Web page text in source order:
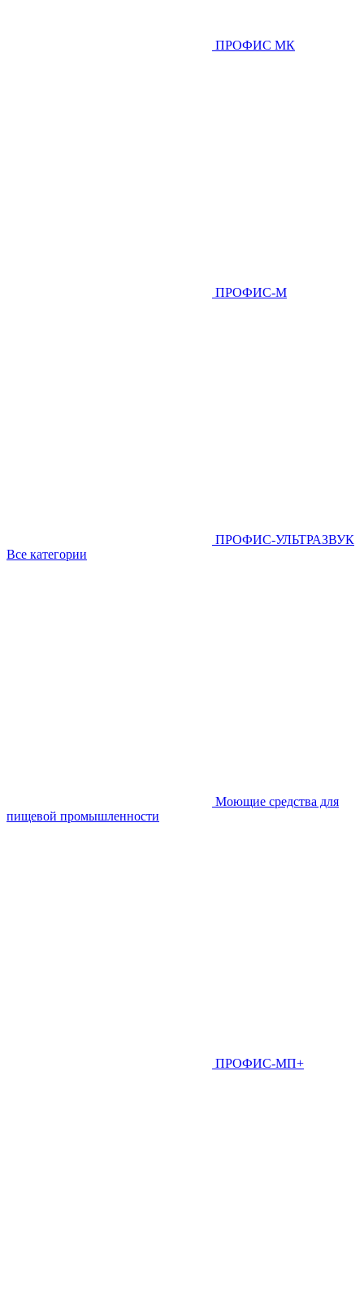
ПРОФИС МК
ПРОФИС-М
ПРОФИС-УЛЬТРАЗВУК
Все категории
Моющие средства для
пищевой промышленности
ПРОФИС-МП+